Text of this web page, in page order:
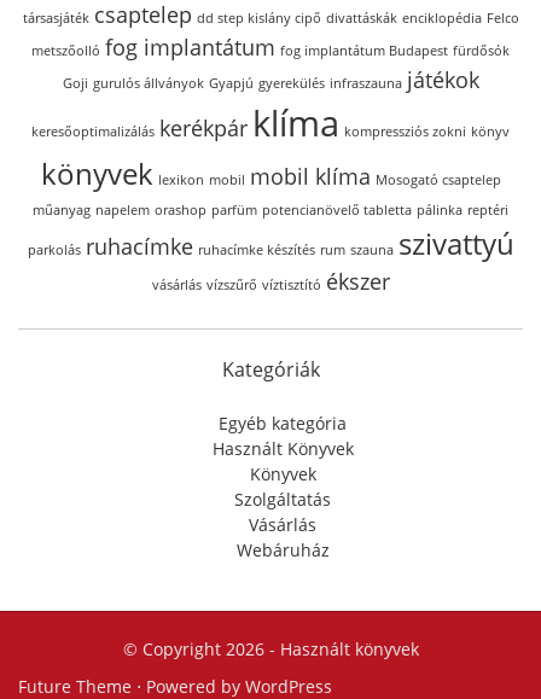
társasjáték csaptelep dd step kislány cipő divattáskák enciklopédia Felco
metszőolló fog implantátum fog implantátum Budapest fürdősók
Goji gurulós állványok Gyapjú gyerekülés infraszauna játékok
keresőoptimalizálás kerékpár klíma kompressziós zokni könyv
könyvek lexikon mobil mobil klíma Mosogató csaptelep
műanyag napelem orashop parfüm potencianövelő tabletta pálinka reptéri
parkolás ruhacímke ruhacímke készítés rum szauna szivattyú
vásárlás vízszűrő víztisztító ékszer
Kategóriák
Egyéb kategória
Használt Könyvek
Könyvek
Szolgáltatás
Vásárlás
Webáruház
© Copyright 2026 - Használt könyvek
Future Theme ⋅ Powered by WordPress